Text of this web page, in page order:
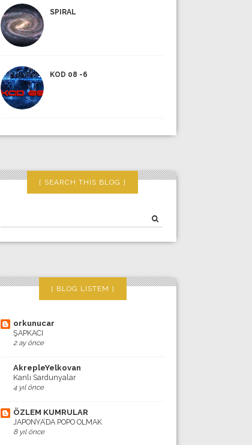
SPIRAL
KOD 08 -6
SEARCH THIS BLOG
BLOG LISTEM
orkunucar
ŞAPKACI
2 ay önce
AkrepleYelkovan
Kanlı Sardunyalar
4 yıl önce
ÖZLEM KUMRULAR
JAPONYA’DA POPO OLMAK
8 yıl önce